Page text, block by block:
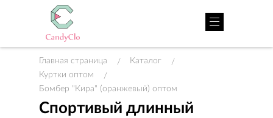
Главная страница / Каталог
/
Куртки оптом
/
Бомбер "Кира" (оранжевый) оптом
Спортивый длинный